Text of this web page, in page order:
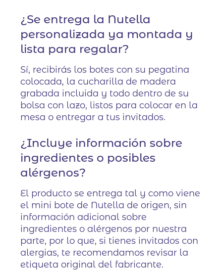
¿Se entrega la Nutella
personalizada ya montada y
lista para regalar?
Sí, recibirás los botes con su pegatina
colocada, la cucharilla de madera
grabada incluida y todo dentro de su
bolsa con lazo, listos para colocar en la
mesa o entregar a tus invitados.
¿Incluye información sobre
ingredientes o posibles
alérgenos?
El producto se entrega tal y como viene
el mini bote de Nutella de origen, sin
información adicional sobre
ingredientes o alérgenos por nuestra
parte, por lo que, si tienes invitados con
alergias, te recomendamos revisar la
etiqueta original del fabricante.